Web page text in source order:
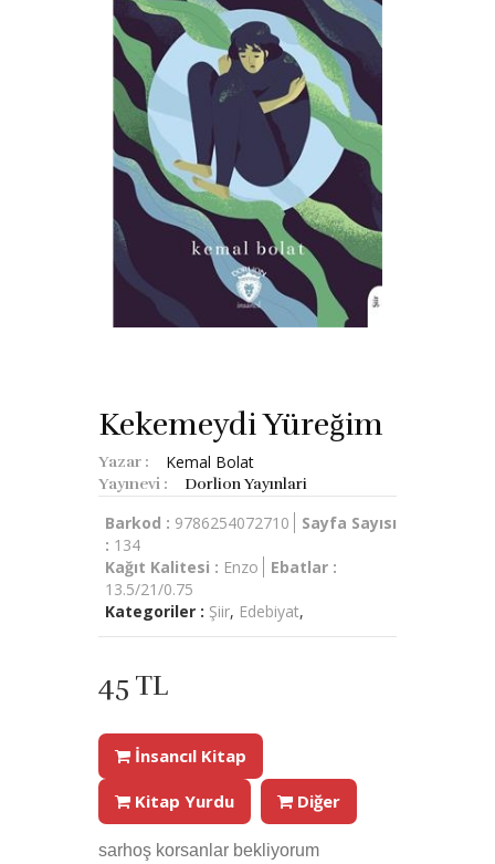
Kekemeydi Yüreğim
Yazar : Kemal Bolat
Yayınevi : Dorlion Yayınlari
Barkod : 9786254072710
Sayfa Sayısı
: 134
Kağıt Kalitesi : Enzo
Ebatlar :
13.5/21/0.75
Kategoriler : Şiir, Edebiyat,
45 TL
İnsancıl Kitap
Kitap Yurdu Diğer
sarhoş korsanlar bekliyorum